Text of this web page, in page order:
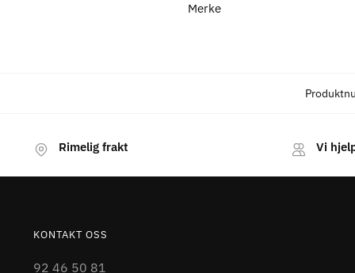
Merke
Rimelig frakt Vi
KONTAKT OSS
92 46 50 81